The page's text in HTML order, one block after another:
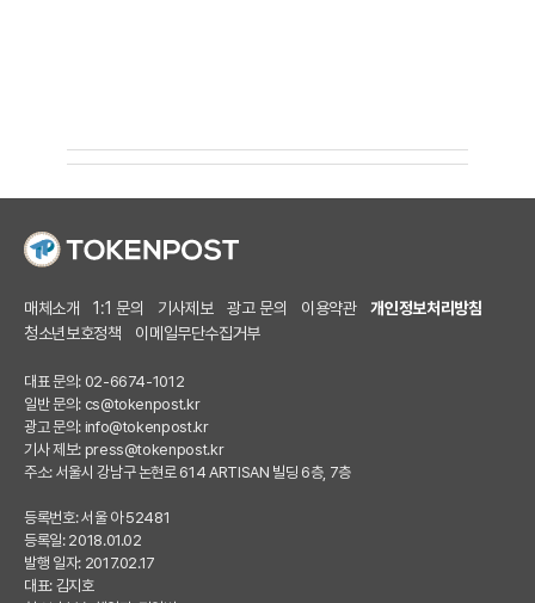
매체소개 1:1 문의 기사제보 광고 문의 이용약관
개인정보처리방침
청소년보호정책
이메일무단수집거부
대표 문의: 02-6674-1012
일반 문의: cs@tokenpost.kr
광고 문의: info@tokenpost.kr
기사 제보: press@tokenpost.kr
주소: 서울시 강남구 논현로 614 ARTISAN 빌딩 6층, 7층
등록번호: 서울 아 52481
등록일: 2018.01.02
발행 일자: 2017.02.17
대표: 김지호